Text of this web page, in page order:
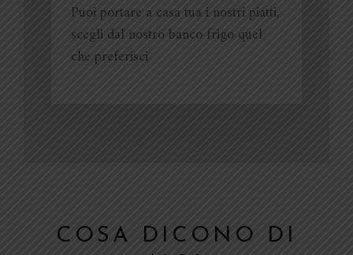
Puoi portare a casa tua i nostri piatti,
scegli dal nostro banco frigo quel
che preferisci
COSA DICONO DI